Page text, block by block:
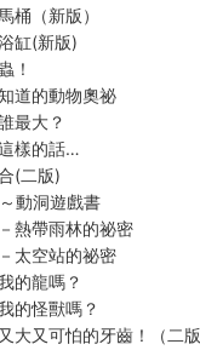
桶（新版）
缸(新版)
！
道的動物奧祕
最大？
樣的話…
(二版)
動洞遊戲書
熱帶雨林的祕密
太空站的祕密
的龍嗎？
的怪獸嗎？
大又可怕的牙齒！（二